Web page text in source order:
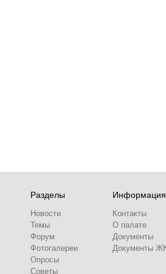
Разделы
Новости
Темы
Форум
Фотогалереи
Опросы
Советы
Информация
Контакты
О палате
Документы
Документы